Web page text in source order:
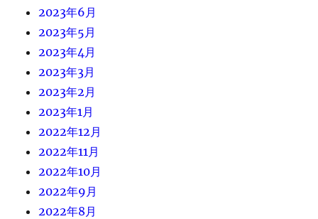
2023年6月
2023年5月
2023年4月
2023年3月
2023年2月
2023年1月
2022年12月
2022年11月
2022年10月
2022年9月
2022年8月